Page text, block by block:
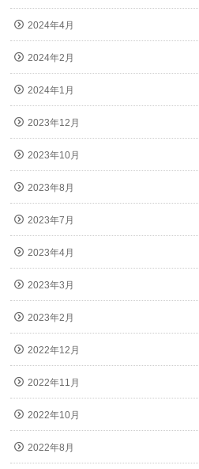
2024年4月
2024年2月
2024年1月
2023年12月
2023年10月
2023年8月
2023年7月
2023年4月
2023年3月
2023年2月
2022年12月
2022年11月
2022年10月
2022年8月